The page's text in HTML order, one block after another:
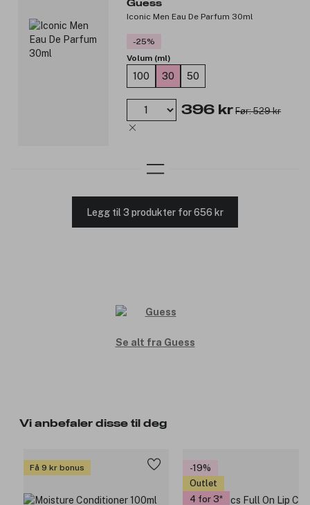
Guess
Iconic Men Eau De Parfum 30ml
-25%
Volum (ml)
100 30 50
396 kr Før: 529 kr
Legg til 3 produkter for 656 kr
Se alt fra Guess
Vi anbefaler disse til deg
Få 9 kr bonus
-19%
Outlet
4 for 3